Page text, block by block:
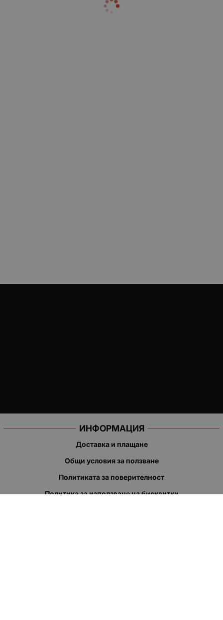
ИНФОРМАЦИЯ
Доставка и плащане
Общи условия за ползване
Политиката за поверителност
Политика за използване на бисквитки